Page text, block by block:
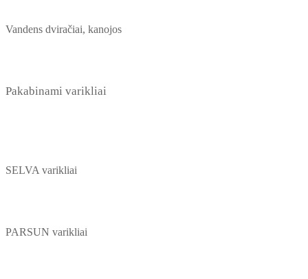
Vandens dviračiai, kanojos
Pakabinami varikliai
SELVA varikliai
PARSUN varikliai